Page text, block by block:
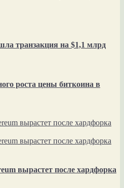
транзакция на $1,1 млрд
роста цены биткоина в
вырастет после хардфорка